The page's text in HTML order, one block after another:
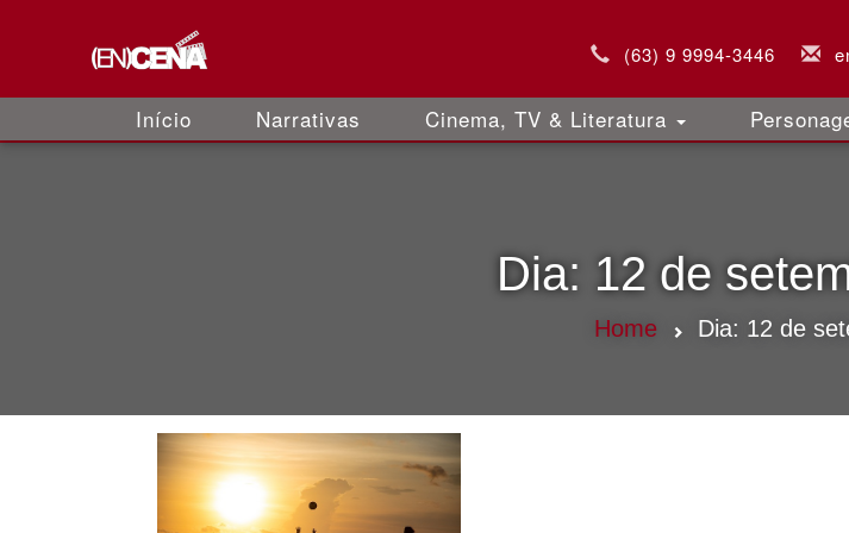
(63) 9 9994-3446
Início Narrativas Cinema, TV & Literatura
Dia: 12 de
Home Dia: 12 de